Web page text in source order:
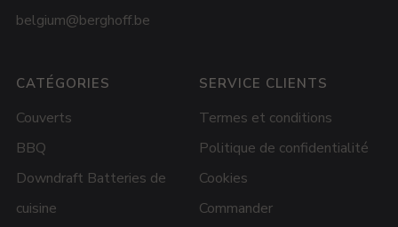
belgium@berghoff.be
CATÉGORIES
Couverts
BBQ
Downdraft Batteries de
cuisine
SERVICE CLIENTS
Termes et conditions
Politique de confidentialité
Cookies
Commander